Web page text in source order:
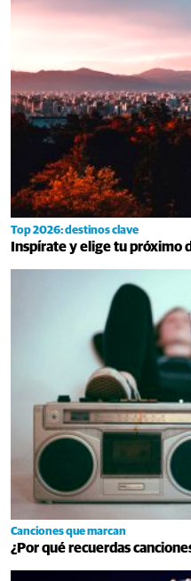
Top 2026: destinos clave
Inspírate y elige tu próximo
Canciones que marcan
¿Por qué recuerdas